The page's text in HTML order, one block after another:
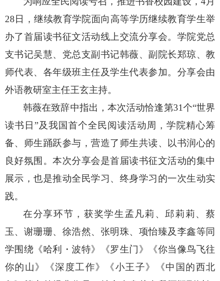
28 日，继续教育学院面向高等学历继续教育学生举
办了首届读书征文活动线上交流分享会。学院党总
支书记吴慧、党总支副书记韩薇、副院长郑琼、教
师代表、各年级班主任及学生代表参加。分享会由
外语教研室主任王玄主持。
韩薇在致辞中指出，本次活动恰逢第31个“世界
读书日”及我国首个全民阅读活动周，学院精心筹
备、师生踊跃参与，营造了师生共读、以书润心的
良好氛围。本次分享会是首届读书征文活动的集中
展示，也是推动全民学习、终身学习的一次生动实
践。
在分享环节，获奖学生孟凡莉、邱莉莉、蔡
玉、谢珊珊、徐浩然、张明珠、项怡臻及李鑫等同
学围绕《哈利
・波特》《罗生门》
《你当像鸟飞往
你的山》《深度工作》《小王子》《中国的西北